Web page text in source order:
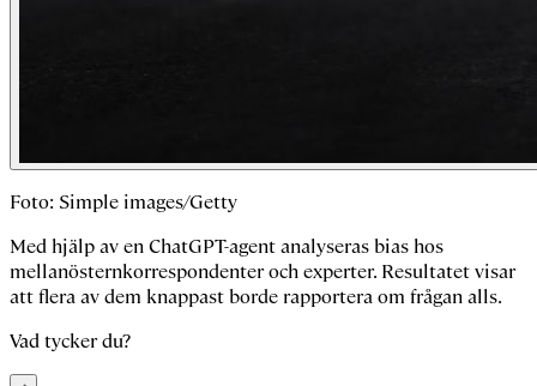
Foto: Simple images/Getty
Med hjälp av en ChatGPT-agent analyseras bias hos
mellanösternkorrespondenter och experter. Resultatet visar
att flera av dem knappast borde rapportera om frågan alls.
Vad tycker du?